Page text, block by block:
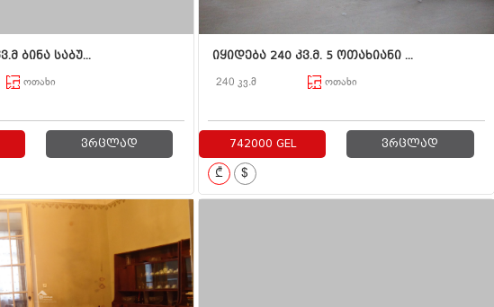
ბინა საბუ...
ოთახი
ვრცლად
იყიდება 240 კვ.მ. 5 ოთახიანი ...
240 კვ.მ ოთახი
742000 GEL ვრცლად
₾ $